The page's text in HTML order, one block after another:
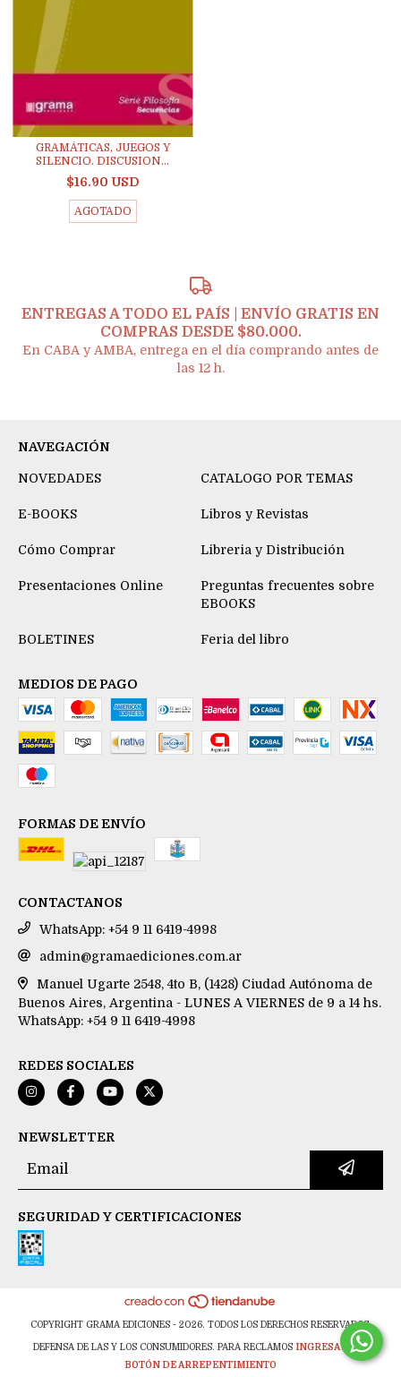
GRAMÁTICAS, JUEGOS Y
SILENCIO. DISCUSION...
$16.90 USD
AGOTADO
ENTREGAS A TODO EL PAÍS | ENVÍO GRATIS EN
COMPRAS DESDE $80.000.
En CABA y AMBA, entrega en el día comprando antes de
las 12 h.
NAVEGACIÓN
NOVEDADES CATALOGO POR TEMAS
E-BOOKS Libros y Revistas
Cómo Comprar Libreria y Distribución
Presentaciones Online
Preguntas frecuentes sobre
EBOOKS
BOLETINES Feria del libro
MEDIOS DE PAGO
FORMAS DE ENVÍO
CONTACTANOS
WhatsApp: +54 9 11 6419-4998
admin@gramaediciones.com.ar
Manuel Ugarte 2548, 4to B, (1428) Ciudad Autónoma de
Buenos Aires, Argentina - LUNES A VIERNES de 9 a 14 hs.
WhatsApp: +54 9 11 6419-4998
REDES SOCIALES
NEWSLETTER
SEGURIDAD Y CERTIFICACIONES
COPYRIGHT GRAMA EDICIONES - 2026. TODOS LOS DERECHOS RESERVADOS.
DEFENSA DE LAS Y LOS CONSUMIDORES. PARA RECLAMOS INGRESA AQUÍ.
BOTÓN DE ARREPENTIMIENTO